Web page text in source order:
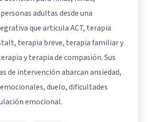
adultas desde una
que articula ACT, terapia
terapia breve, terapia familiar y
y terapia de compasión. Sus
de intervención abarcan ansiedad,
duelo, dificultades
emocional.